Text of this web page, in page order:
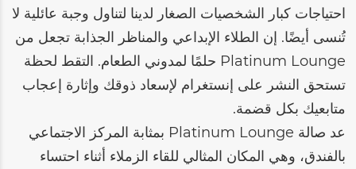
احتياجات كبار الشخصيات الصغار لدينا لتناول وجبة عائلية لا
تُنسى أيضًا. إن الطلاء الإبداعي والمناظر الجذابة تجعل من
Platinum Lounge حلمًا لمدوني الطعام. التقط لحظة
تستحق النشر على إنستغرام لإسعاد ذوقك وإثارة إعجاب
متابعيك بكل قضمة.
عد صالة Platinum Lounge بمثابة المركز الاجتماعي
بالفندق، وهي المكان المثالي للقاء الزملاء أثناء احتساء